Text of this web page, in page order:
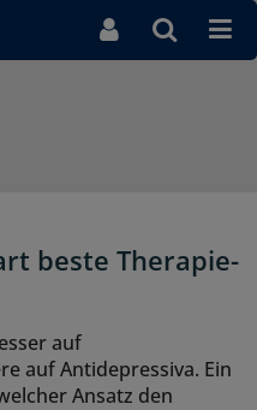
beste Therapie-
auf
auf Antidepressiva. Ein
Ansatz den